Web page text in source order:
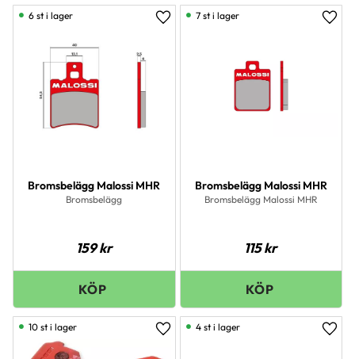
Bromsbelägg Malossi MHR
Bromsbelägg
159kr
Lägg till i favoriter
6 st i lager
Bromsbelägg Malossi MHR
Bromsbelägg Malossi MHR
115kr
7 st i lager
Lägg till i favoriter
10 st i lager 4 st i lager